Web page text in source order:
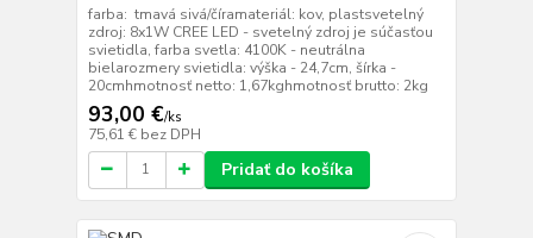
farba: tmavá sivá/číramateriál: kov, plastsvetelný
zdroj: 8x1W CREE LED - svetelný zdroj je súčasťou
svietidla, farba svetla: 4100K - neutrálna
bielarozmery svietidla: výška - 24,7cm, šírka -
20cmhmotnosť netto: 1,67kghmotnosť brutto: 2kg
93,00 €/ks
75,61 € bez DPH
Pridať do košíka